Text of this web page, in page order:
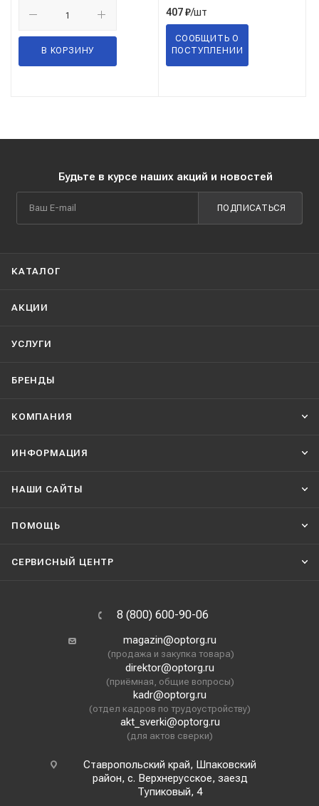
В КОРЗИНУ
407₽/шт
СООБЩИТЬ О
ПОСТУПЛЕНИИ
Будьте в курсе наших акций и новостей
ПОДПИСАТЬСЯ
КАТАЛОГ
АКЦИИ
УСЛУГИ
БРЕНДЫ
КОМПАНИЯ
ИНФОРМАЦИЯ
НАШИ CАЙТЫ
ПОМОЩЬ
СЕРВИСНЫЙ ЦЕНТР
8 (800) 600-90-06
magazin@optorg.ru
(продажа и закупка товара)
direktor@optorg.ru
(приёмная, общие вопросы)
kadr@optorg.ru
(отдел кадров по трудоустройству)
akt_sverki@optorg.ru
(для актов сверки)
Ставропольский край, Шпаковский
район, с. Верхнерусское, заезд
Тупиковый, 4